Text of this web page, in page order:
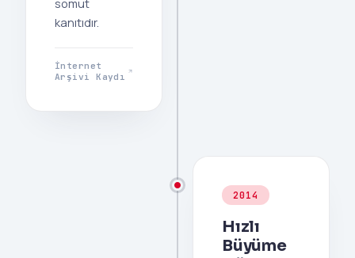
somut
kanıtıdır.
İnternet
Arşivi Kaydı
2014
Hızlı
Büyüme